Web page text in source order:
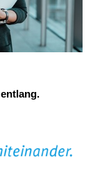
entlang.